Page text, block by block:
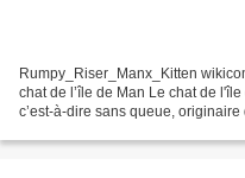
Rumpy_Riser_Manx_Kitten
chat de l’île de Man Le chat de
c’est-à-dire sans queue,